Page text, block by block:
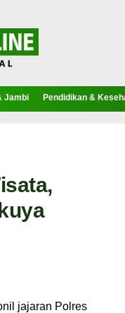
Jambi Pendidikan &
jajaran Polres